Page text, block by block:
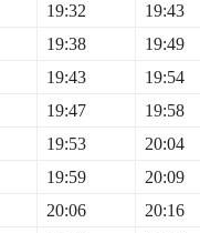
19:32 19:43
19:38 19:49
19:43 19:54
19:47 19:58
19:53 20:04
19:59 20:09
20:06 20:16